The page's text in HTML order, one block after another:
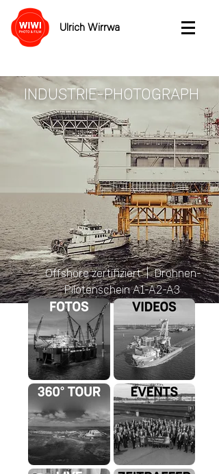
Ulrich Wirrwa
INDUSTRIE-PHOTOGRAPH
Offshore zertifiziert | Drohnen-
Pilotenschein A1-A2-A3